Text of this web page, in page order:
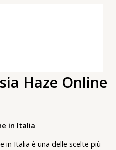
Haze Online
in Italia
in Italia è una delle scelte più